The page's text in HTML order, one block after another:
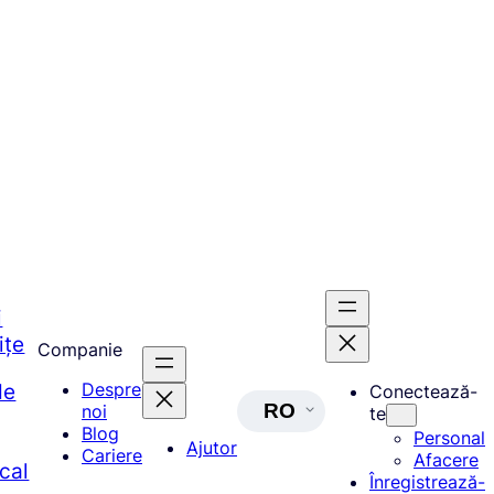
Companie
Despre
noi
Blog
Cariere
Ajutor
RO
Conectează-
te
Personal
Afacere
Înregistrează-